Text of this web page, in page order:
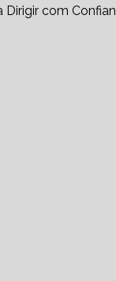
Dirigir com